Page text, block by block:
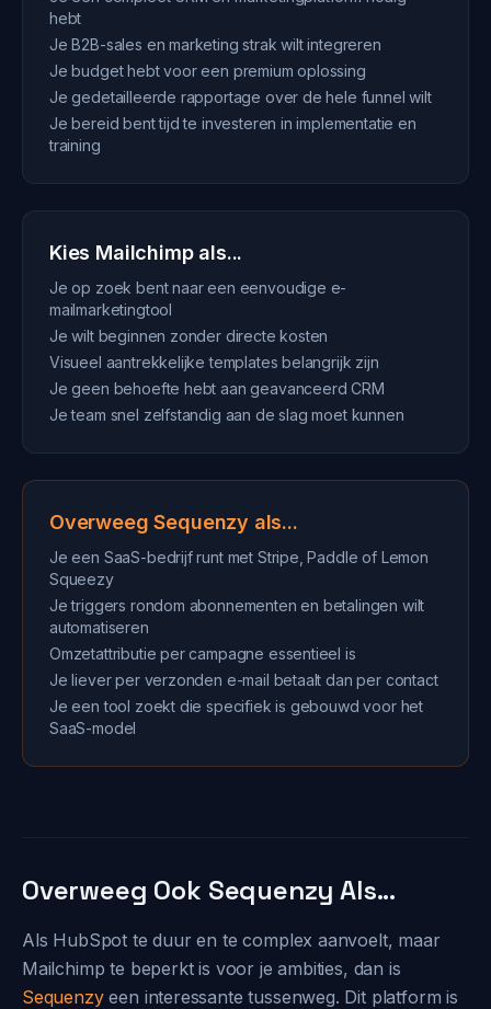
hebt
Je B2B-sales en marketing strak wilt integreren
Je budget hebt voor een premium oplossing
Je gedetailleerde rapportage over de hele funnel wilt
Je bereid bent tijd te investeren in implementatie en
training
Kies Mailchimp als...
Je op zoek bent naar een eenvoudige e-
mailmarketingtool
Je wilt beginnen zonder directe kosten
Visueel aantrekkelijke templates belangrijk zijn
Je geen behoefte hebt aan geavanceerd CRM
Je team snel zelfstandig aan de slag moet kunnen
Overweeg Sequenzy als...
Je een SaaS-bedrijf runt met Stripe, Paddle of Lemon
Squeezy
Je triggers rondom abonnementen en betalingen wilt
automatiseren
Omzetattributie per campagne essentieel is
Je liever per verzonden e-mail betaalt dan per contact
Je een tool zoekt die specifiek is gebouwd voor het
SaaS-model
Overweeg Ook Sequenzy Als...
Als HubSpot te duur en te complex aanvoelt, maar
Mailchimp te beperkt is voor je ambities, dan is
Sequenzyeen interessante tussenweg. Dit platform is